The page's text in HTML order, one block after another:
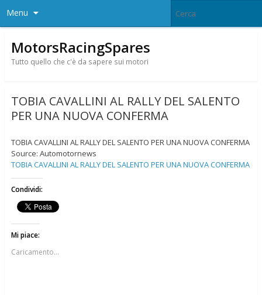
Menu
MotorsRacingSpares
Tutto quello che c'è da sapere sui motori
TOBIA CAVALLINI AL RALLY DEL SALENTO
PER UNA NUOVA CONFERMA
TOBIA CAVALLINI AL RALLY DEL SALENTO PER UNA NUOVA CONFERMA
Source: Automotornews
TOBIA CAVALLINI AL RALLY DEL SALENTO PER UNA NUOVA CONFERMA
Condividi:
Mi piace:
Caricamento...